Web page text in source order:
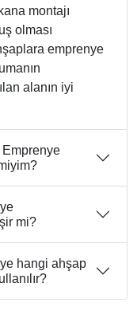
montajı
olması
emprenye
alanın iyi
mi?
hangi ahşap